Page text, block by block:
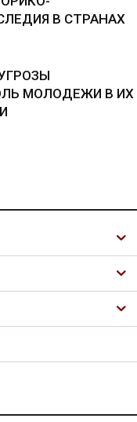
В СТРАНАХ
МОЛОДЕЖИ В ИХ